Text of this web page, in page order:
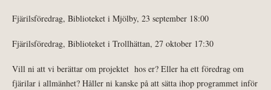
Fjärilsföredrag, Biblioteket i Mjölby, 23 september 18:00
Fjärilsföredrag, Biblioteket i Trollhättan, 27 oktober 17:30
Vill ni att vi berättar om projektet hos er? Eller ha ett föredrag om
fjärilar i allmänhet? Håller ni kanske på att sätta ihop programmet inför